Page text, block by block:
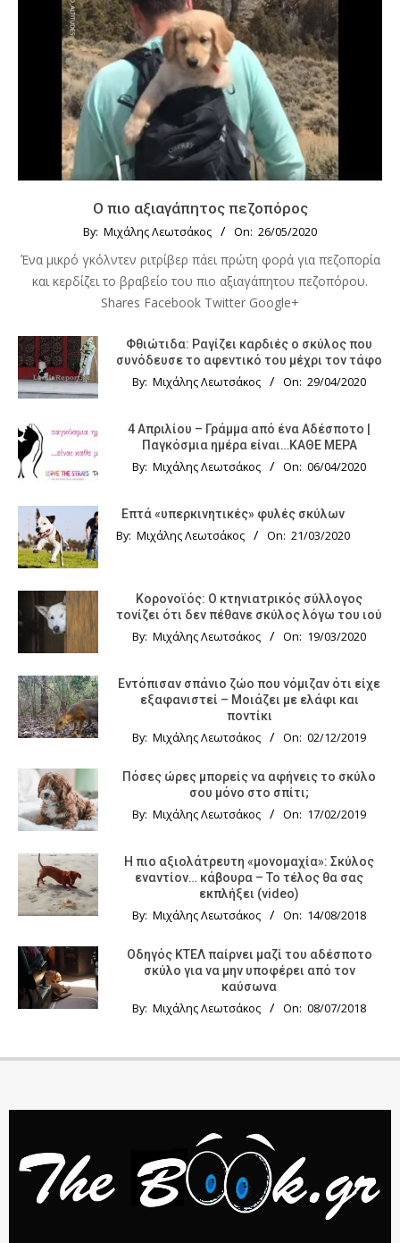
Ο πιο αξιαγάπητος πεζοπόρος
By: Μιχάλης Λεωτσάκος On: 26/05/2020
Ένα μικρό γκόλντεν ριτρίβερ πάει πρώτη φορά για πεζοπορία
και κερδίζει το βραβείο του πιο αξιαγάπητου πεζοπόρου.
Shares Facebook Twitter Google+
Φθιώτιδα: Ραγίζει καρδιές ο σκύλος που
συνόδευσε το αφεντικό του μέχρι τον τάφο
By: Μιχάλης Λεωτσάκος On: 29/04/2020
4 Απριλίου – Γράμμα από ένα Αδέσποτο |
Παγκόσμια ημέρα είναι…ΚΑΘΕ ΜΕΡΑ
By: Μιχάλης Λεωτσάκος On: 06/04/2020
Επτά «υπερκινητικές» φυλές σκύλων
By: Μιχάλης Λεωτσάκος On: 21/03/2020
Κορονοϊός: Ο κτηνιατρικός σύλλογος
τονίζει ότι δεν πέθανε σκύλος λόγω του ιού
By: Μιχάλης Λεωτσάκος On: 19/03/2020
Εντόπισαν σπάνιο ζώο που νόμιζαν ότι είχε
εξαφανιστεί – Μοιάζει με ελάφι και
ποντίκι
By: Μιχάλης Λεωτσάκος On: 02/12/2019
Πόσες ώρες μπορείς να αφήνεις το σκύλο
σου μόνο στο σπίτι;
By: Μιχάλης Λεωτσάκος On: 17/02/2019
Η πιο αξιολάτρευτη «μονομαχία»: Σκύλος
εναντίον… κάβουρα – Το τέλος θα σας
εκπλήξει (video)
By: Μιχάλης Λεωτσάκος On: 14/08/2018
Οδηγός KTΕΛ παίρνει μαζί του αδέσποτο
σκύλο για να μην υποφέρει από τον
καύσωνα
By: Μιχάλης Λεωτσάκος On: 08/07/2018